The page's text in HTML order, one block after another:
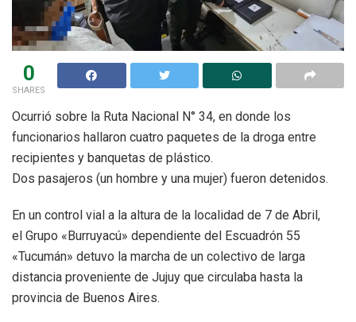
0
SHARES
Ocurrió sobre la Ruta Nacional N° 34, en donde los
funcionarios hallaron cuatro paquetes de la droga entre
recipientes y banquetas de plástico.
Dos pasajeros (un hombre y una mujer) fueron detenidos.
En un control vial a la altura de la localidad de 7 de Abril,
el Grupo «Burruyacú» dependiente del Escuadrón 55
«Tucumán» detuvo la marcha de un colectivo de larga
distancia proveniente de Jujuy que circulaba hasta la
provincia de Buenos Aires.